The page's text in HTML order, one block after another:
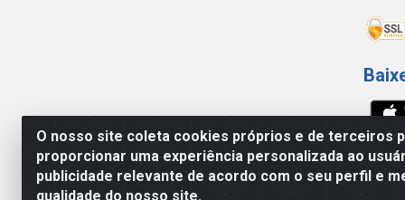
O nosso site coleta cookies próprios e de terceiros
proporcionar uma experiência personalizada ao
publicidade relevante de acordo com o seu perfil e
qualidade do nosso site.
NOBREDO COMÉRCIO E LOGÍSTICA